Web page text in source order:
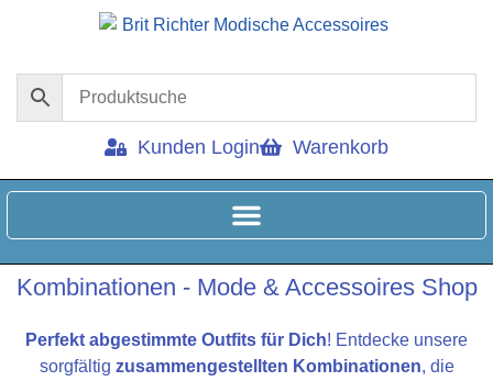
Kunden Login Warenkorb
Kombinationen - Mode & Accessoires Shop
Perfekt abgestimmte Outfits für Dich! Entdecke unsere
sorgfältig zusammengestellten Kombinationen, die